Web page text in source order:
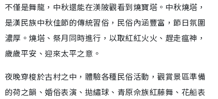
不僅是舞龍，中秋還能在渼陂觀看到燒寶塔。中秋燒塔，
是漢民族中秋佳節的傳統習俗，民俗內涵豐富，節日氛圍
濃厚。燒塔、祭月同時進行，以取紅紅火火、趕走瘟神，
歲歲平安、迎來太平之意。
夜晚穿梭於古村之中，體驗各種民俗活動，觀賞景區準備
的荷之韻、婚俗表演、拋繡球、青原佘族紅藤舞、花船表